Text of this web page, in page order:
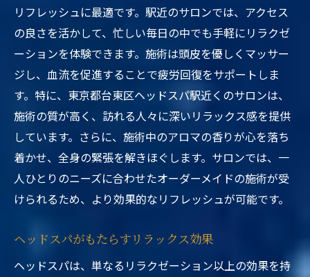
リフレッシュに最適です。駅近のサロンでは、アクセス
の良さを活かして、忙しい毎日の中でも手軽にリラクゼ
ーションを体験できます。施術は頭皮を優しくマッサー
ジし、血流を促進することで疲労回復をサポートしま
す。特に、東京都台東区ヘッドスパ駅近くのサロンは、
施術の質が高く、訪れる人々に深いリラックス感を提供
しています。さらに、施術中のアロマの香りが心を落ち
着かせ、全身の緊張を解きほぐします。サロンでは、一
人ひとりのニーズに合わせたオーダーメイドの施術が受
けられるため、より効果的なリフレッシュが可能です。
ヘッドスパがもたらすリラックス効果
ヘッドスパは、単なるリラクゼーション以上の効果を持